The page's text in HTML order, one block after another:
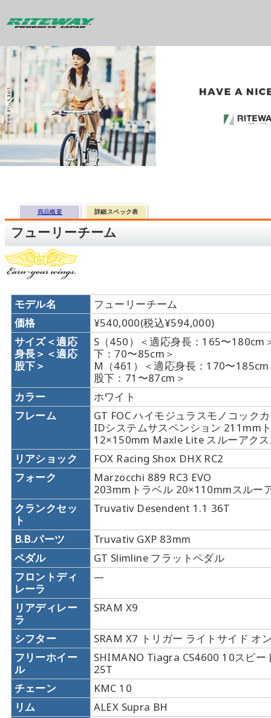
商品概要 詳細スペック表
フューリーチーム
モデル名
フューリーチーム
価格
¥540,000(税込¥594,000)
サイズ＜適応
身長＞＜適応
股下＞
S（450）＜適応身長：165〜180cm
下：70〜85cm＞
M（461）＜適応身長：170〜
股下：71〜87cm＞
カラー
ホワイト
フレーム
GT FOC ハイモジュラスモノコック
IDシステムサスペンション 211mm
12×150mm Maxle Lite スルーアク
リアショック
FOX Racing Shox DHX RC2
フォーク
Marzocchi 889 RC3 EVO
203mmトラベル 20×110mmスルー
クランクセッ
ト
Truvativ Desendent 1.1 36T
B.B.パーツ
Truvativ GXP 83mm
ペダル
GT Slimline フラットペダル
フロントディ
レーラ
—
リアディレー
ラ
SRAM X9
シフター
SRAM X7 トリガー ライトサイド オ
フリーホイー
ル
SHIMANO Tiagra CS4600 10スピー
25T
チェーン
KMC 10
リム
ALEX Supra BH